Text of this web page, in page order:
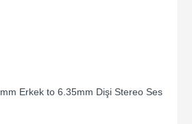
Erkek to 6.35mm Dişi Stereo Ses